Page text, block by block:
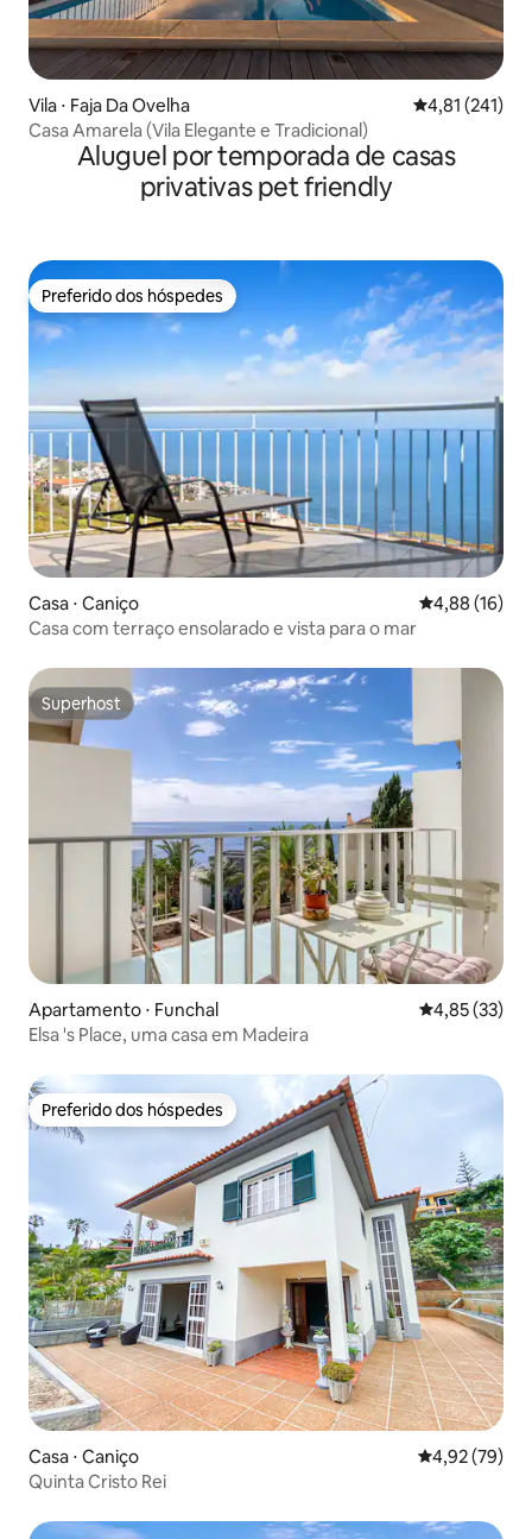
Vila ⋅ Faja Da Ovelha 4,81 de uma
4,81 (241)
Casa Amarela (Vila Elegante e Tradicional)
Aluguel por temporada de casas
privativas pet friendly
Preferido dos hóspedes
Preferido dos hóspedes
Casa ⋅ Caniço 4,88 de uma
4,88 (16)
Casa com terraço ensolarado e vista para o mar
Superhost
Superhost
Apartamento ⋅ Funchal 4,85 de uma
4,85 (33)
Elsa 's Place, uma casa em Madeira
Preferido dos hóspedes
Preferido dos hóspedes
Casa ⋅ Caniço 4,92 de uma
4,92 (79)
Quinta Cristo Rei